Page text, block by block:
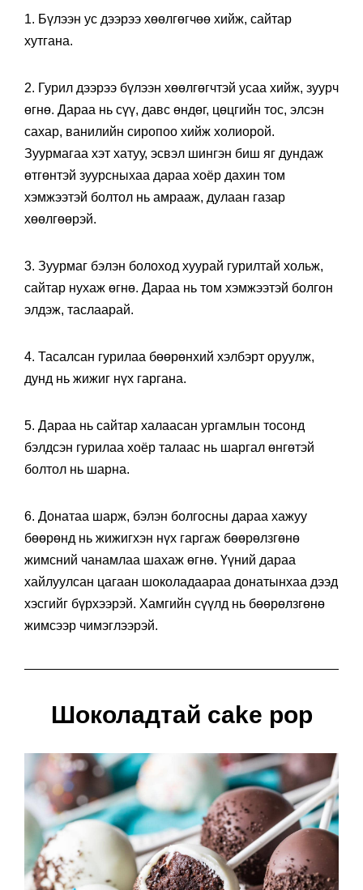
1. Бүлээн ус дээрээ хөөлгөгчөө хийж, сайтар
хутгана.
2. Гурил дээрээ бүлээн хөөлгөгчтэй усаа хийж, зуурч
өгнө. Дараа нь сүү, давс өндөг, цөцгийн тос, элсэн
сахар, ванилийн сиропоо хийж холиорой.
Зуурмагаа хэт хатуу, эсвэл шингэн биш яг дундаж
өтгөнтэй зуурсныхаа дараа хоёр дахин том
хэмжээтэй болтол нь амрааж, дулаан газар
хөөлгөөрэй.
3. Зуурмаг бэлэн болоход хуурай гурилтай хольж,
сайтар нухаж өгнө. Дараа нь том хэмжээтэй болгон
элдэж, таслаарай.
4. Тасалсан гурилаа бөөрөнхий хэлбэрт оруулж,
дунд нь жижиг нүх гаргана.
5. Дараа нь сайтар халаасан ургамлын тосонд
бэлдсэн гурилаа хоёр талаас нь шаргал өнгөтэй
болтол нь шарна.
6. Донатаа шарж, бэлэн болгосны дараа хажуу
бөөрөнд нь жижигхэн нүх гаргаж бөөрөлзгөнө
жимсний чанамлаа шахаж өгнө. Үүний дараа
хайлуулсан цагаан шоколадаараа донатынхаа дээд
хэсгийг бүрхээрэй. Хамгийн сүүлд нь бөөрөлзгөнө
жимсээр чимэглээрэй.
Шоколадтай cake pop